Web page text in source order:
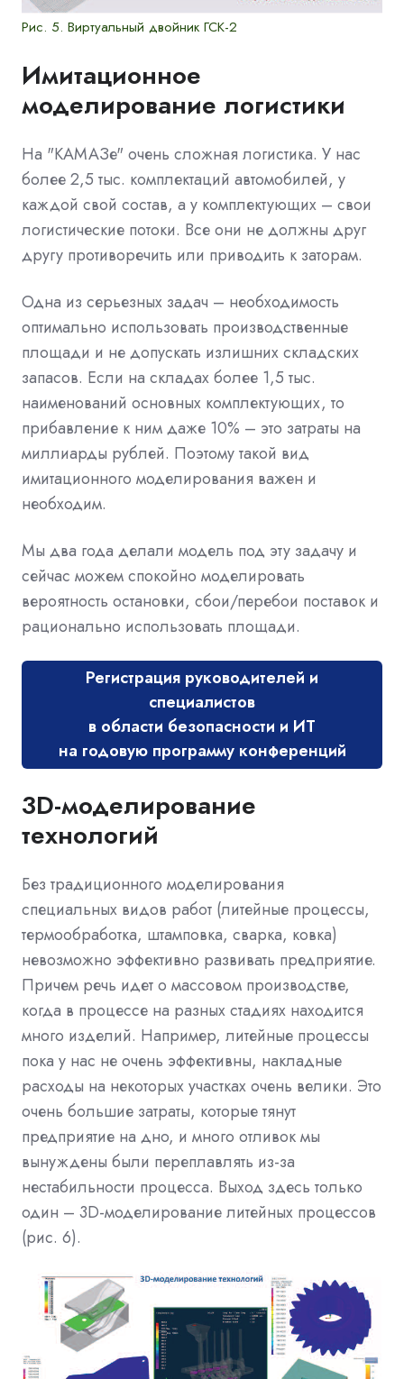
Рис. 5. Виртуальный двойник ГСК-2
Имитационное
моделирование логистики
На "КАМАЗе" очень сложная логистика. У нас
более 2,5 тыс. комплектаций автомобилей, у
каждой свой состав, а у комплектующих – свои
логистические потоки. Все они не должны друг
другу противоречить или приводить к заторам.
Одна из серьезных задач – необходимость
оптимально использовать производственные
площади и не допускать излишних складских
запасов. Если на складах более 1,5 тыс.
наименований основных комплектующих, то
прибавление к ним даже 10% – это затраты на
миллиарды рублей. Поэтому такой вид
имитационного моделирования важен и
необходим.
Мы два года делали модель под эту задачу и
сейчас можем спокойно моделировать
вероятность остановки, сбои/перебои поставок и
рационально использовать площади.
Регистрация руководителей и
специалистов
в области безопасности и ИТ
на годовую программу конференций
3D-моделирование
технологий
Без традиционного моделирования
специальных видов работ (литейные процессы,
термообработка, штамповка, сварка, ковка)
невозможно эффективно развивать предприятие.
Причем речь идет о массовом производстве,
когда в процессе на разных стадиях находится
много изделий. Например, литейные процессы
пока у нас не очень эффективны, накладные
расходы на некоторых участках очень велики. Это
очень большие затраты, которые тянут
предприятие на дно, и много отливок мы
вынуждены были переплавлять из-за
нестабильности процесса. Выход здесь только
один – 3D-моделирование литейных процессов
(рис. 6).